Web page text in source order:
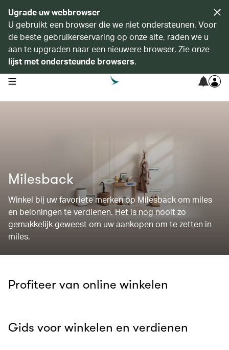
Ugrade uw webbrowser
U gebruikt een browser die we niet ondersteunen. Voor
de beste gebruikerservaring op onze site, raden we u
aan te upgraden naar een nieuwere browser. Zie onze
lijst met ondersteunde browsers.
open navigation menu
Milesback
Winkel bij uw favoriete merken op Milesback om miles
en beloningen te verdienen. Het is nog nooit zo
gemakkelijk geweest om uw aankopen om te zetten in
miles.
Profiteer van online winkelen
Gids voor winkelen en verdienen